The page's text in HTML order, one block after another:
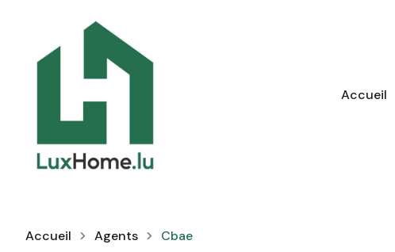
Accueil
Accueil Agents Cbae